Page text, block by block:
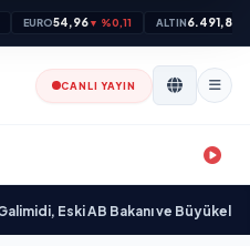
EURO54,96▼ %0,11 ALTIN6.491,87
CANLI YAYIN
Eski AB Bakanı ve Büyükelçi